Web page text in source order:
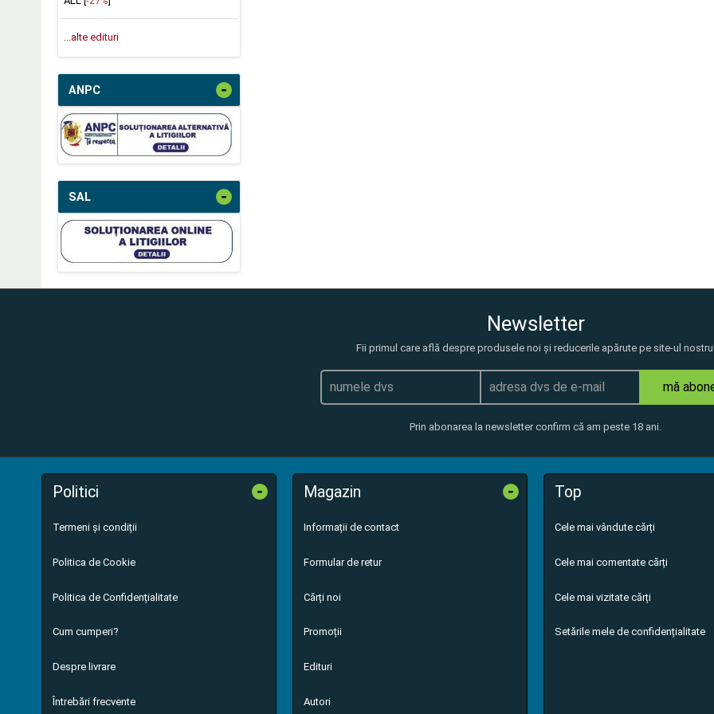
...alte edituri
ANPC -
SAL -
Newsletter
Fii primul care află despre produsele noi și reducerile apărute pe site-ul
mă
Prin abonarea la newsletter confirm că am peste 18 ani.
Politici -
Termeni și condiții
Politica de Cookie
Politica de Confidențialitate
Cum cumperi?
Despre livrare
Întrebări frecvente
Magazin -
Informații de contact
Formular de retur
Cărți noi
Promoții
Edituri
Autori
Top
Cele mai vândute cărți
Cele mai comentate cărți
Cele mai vizitate cărți
Setările mele de confidențialitate